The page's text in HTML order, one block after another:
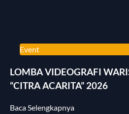
Event
LOMBA VIDEOGRAFI
“CITRA ACARITA” 2026
Baca Selengkapnya